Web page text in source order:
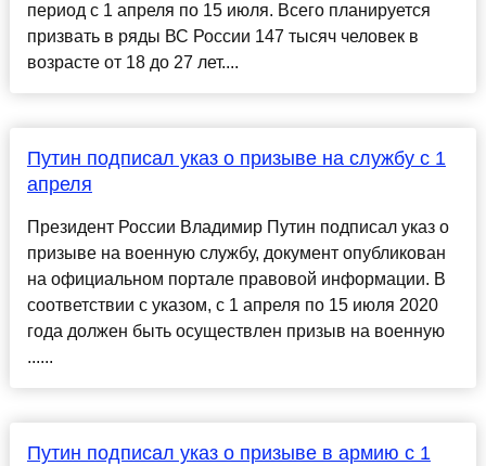
период с 1 апреля по 15 июля. Всего планируется
призвать в ряды ВС России 147 тысяч человек в
возрасте от 18 до 27 лет....
Путин подписал указ о призыве на службу с 1
апреля
Президент России Владимир Путин подписал указ о
призыве на военную службу, документ опубликован
на официальном портале правовой информации. В
соответствии с указом, с 1 апреля по 15 июля 2020
года должен быть осуществлен призыв на военную
......
Путин подписал указ о призыве в армию с 1